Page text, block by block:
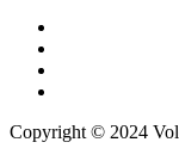
Copyright © 2024